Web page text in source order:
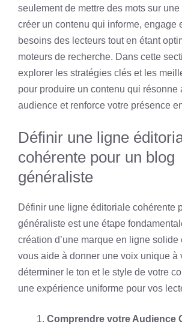
seulement de mettre des mots sur
créer un contenu qui informe, engage
besoins des lecteurs tout en étant
moteurs de recherche. Dans cette
explorer les stratégies clés et les
pour produire un contenu qui résonne
audience et renforce votre présence
Définir une ligne
cohérente pour un blog
généraliste
Définir une ligne éditoriale cohérente
généraliste est une étape
création d’une marque en ligne solide
vous aide à donner une voix unique à
déterminer le ton et le style de votre
une expérience uniforme pour vos
Comprendre votre Audience